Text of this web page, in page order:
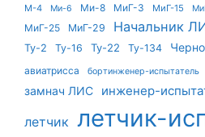
М-4
Ми-6 Ми-8 МиГ-3 МиГ-15
МиГ-25
МиГ-29 Начальник
Ту-2 Ту-16 Ту-22 Ту-134
авиатрисса бортинженер-испытатель
замнач ЛИС инженер-
летчик летчик-